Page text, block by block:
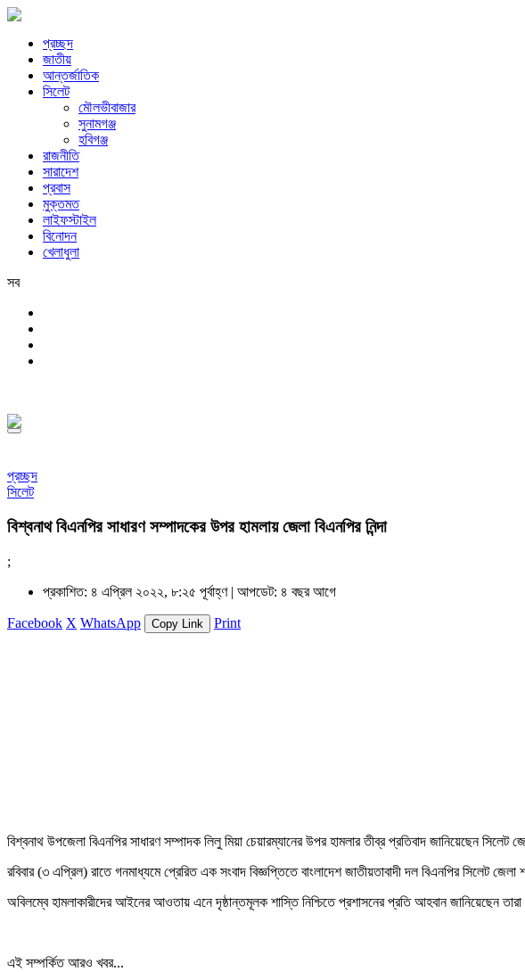
প্রচ্ছদ
জাতীয়
আন্তর্জাতিক
সিলেট
মৌলভীবাজার
সুনামগঞ্জ
হবিগঞ্জ
রাজনীতি
সারাদেশ
প্রবাস
মুক্তমত
লাইফস্টাইল
বিনোদন
খেলাধুলা
সব
প্রচ্ছদ
সিলেট
বিশ্বনাথ বিএনপির সাধারণ সম্পাদকের উপর হামলায় জেলা বিএনপির নিন্দা
;
প্রকাশিত: ৪ এপ্রিল ২০২২, ৮:২৫ পূর্বাহ্ণ | আপডেট: ৪ বছর আগে
Facebook X WhatsApp Copy Link Print
বিশ্বনাথ উপজেলা বিএনপির সাধারণ সম্পাদক লিলু মিয়া চেয়ারম্যানের উপর হামলার তীব্র প্রতিবাদ জানিয়েছেন
রবিবার (৩ এপ্রিল) রাতে গনমাধ্যমে প্রেরিত এক সংবাদ বিজ্ঞপ্তিতে বাংলাদেশ জাতীয়তাবাদী দল বিএনপির সিলেট
অবিলম্বে হামলাকারীদের আইনের আওতায় এনে দৃষ্ঠান্তমূলক শাস্তি নিশ্চিতে প্রশাসনের প্রতি আহবান জানিয়েছেন
এই সম্পর্কিত আরও খবর...